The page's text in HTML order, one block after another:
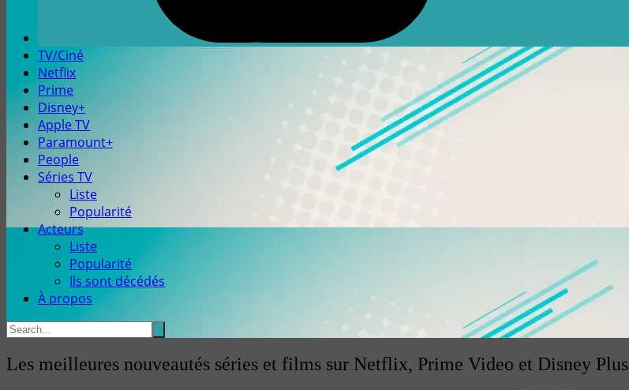
TV/Ciné
Netflix
Prime
Disney+
Apple TV
Paramount+
People
Séries TV
Liste
Popularité
Acteurs
Liste
Popularité
Ils sont décédés
À propos
Les meilleures nouveautés séries et films sur Netflix, Prime Video et Disney Plus